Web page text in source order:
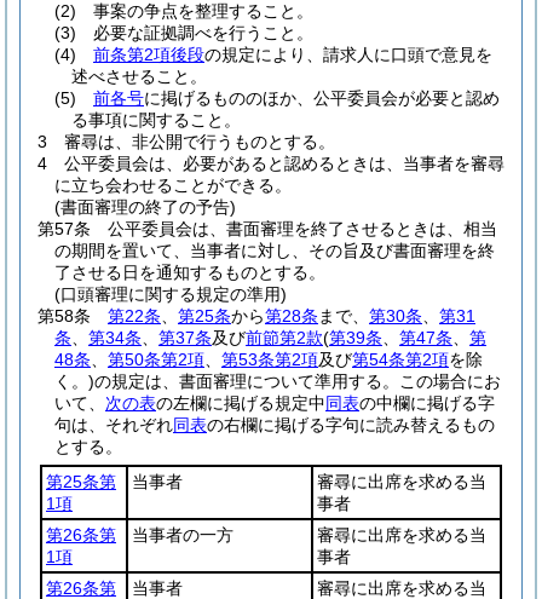
(2)
事案の争点を整理すること。
(3)
必要な証拠調べを行うこと。
(4)
前条第2項後段の規定により、請求人に口頭で意見を
述べさせること。
(5)
前各号に掲げるもののほか、公平委員会が必要と認め
る事項に関すること。
3
審尋は、非公開で行うものとする。
4
公平委員会は、必要があると認めるときは、当事者を審尋
に立ち会わせることができる。
(書面審理の終了の予告)
第57条
公平委員会は、書面審理を終了させるときは、相当
の期間を置いて、当事者に対し、その旨及び書面審理を終
了させる日を通知するものとする。
(口頭審理に関する規定の準用)
第58条
第22条 第25条から第28条 まで、 第30条
第31
条
第34条 第37条及び前節第2款(第39条 第47条
第
48条
第50条第2項 第53条第2項及び第54条第2項を除
く。)の規定は、書面審理について準用する。
この場合にお
いて、 次の表の左欄に掲げる規定中同表の中欄に掲げる字
句は、それぞれ同表の右欄に掲げる字句に読み替えるもの
とする。
第25条第
1項
当事者
審尋に出席を求める当
事者
第26条第
1項
当事者の一方
審尋に出席を求める当
事者
第26条第
当事者
審尋に出席を求める当